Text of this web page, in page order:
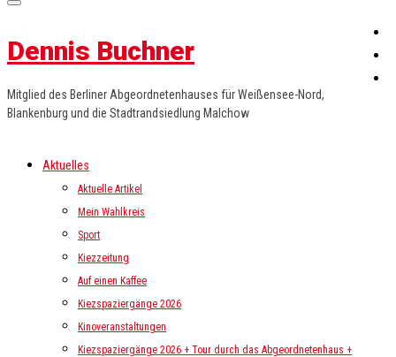
Dennis Buchner
Mitglied des Berliner Abgeordnetenhauses für Weißensee-Nord,
Blankenburg und die Stadtrandsiedlung Malchow
Aktuelles
Aktuelle Artikel
Mein Wahlkreis
Sport
Kiezzeitung
Auf einen Kaffee
Kiezspaziergänge 2026
Kinoveranstaltungen
Kiezspaziergänge 2026 + Tour durch das Abgeordnetenhaus +